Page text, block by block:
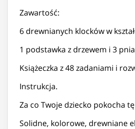
Zawartość:
6 drewnianych klocków w
1 podstawka z drzewem i 3
Książeczka z 48 zadaniami i
Instrukcja.
Za co Twoje dziecko pokocha
Solidne, kolorowe, drewniane